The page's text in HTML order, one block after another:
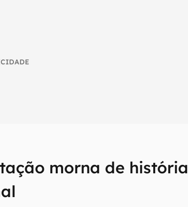
morna de história
reviews sobre tecnologia em primeira